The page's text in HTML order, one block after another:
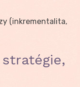
(inkrementalita,